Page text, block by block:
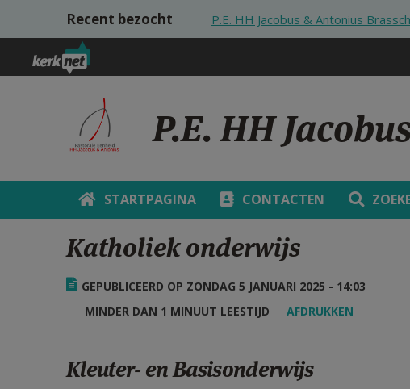
Overslaan en naar de inhoud gaan
Recent bezocht P.E. HH Jacobus & Antonius
P.E. HH
STARTPAGINA CONTACTEN
Katholiek onderwijs
GEPUBLICEERD OP ZONDAG 5 JANUARI 2025 - 14:03
MINDER DAN 1 MINUUT LEESTIJD
AFDRUKKEN
Kleuter- en Basisonderwijs